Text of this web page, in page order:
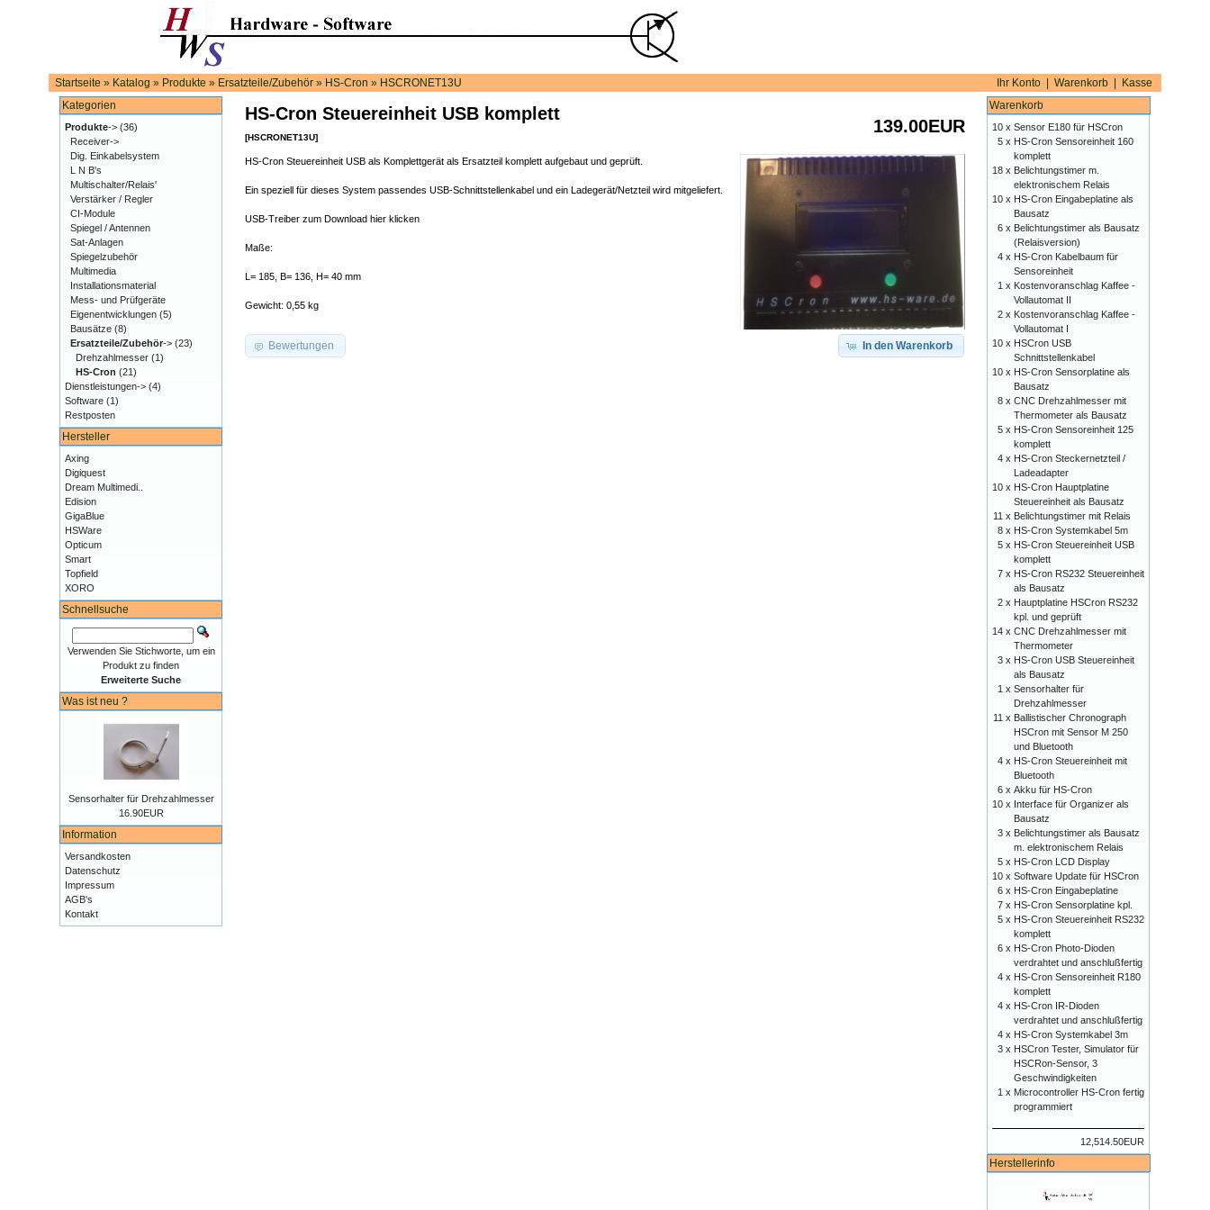
Startseite » Katalog » Produkte » Ersatzteile/Zubehör» HS-Cron » HSCRONET13U Ihr Konto| Warenkorb| Kasse
139.00EUR
HS-Cron Steuereinheit USB komplett
[HSCRONET13U]
HS-Cron Steuereinheit USB als Komplettgerät als Ersatzteil komplett aufgebaut und geprüft.
Ein speziell für dieses System passendes USB-Schnittstellenkabel und ein Ladegerät/Netzteil wird mitgeliefert.
USB-Treiber zum Download hier klicken
Maße:
L= 185, B= 136, H= 40 mm
Gewicht: 0,55 kg
In den Warenkorb
Bewertungen
Kategorien
Produkte-> (36)
Receiver->
Dig. Einkabelsystem
L N B's
Multischalter/Relais'
Verstärker / Regler
CI-Module
Spiegel / Antennen
Sat-Anlagen
Spiegelzubehör
Multimedia
Installationsmaterial
Mess- und Prüfgeräte
Eigenentwicklungen (5)
Bausätze (8)
Ersatzteile/Zubehör-> (23)
Drehzahlmesser (1)
HS-Cron (21)
Dienstleistungen-> (4)
Software (1)
Restposten
Hersteller
Axing
Digiquest
Dream Multimedi..
Edision
GigaBlue
HSWare
Opticum
Smart
Topfield
XORO
Schnellsuche
Verwenden Sie Stichworte, um ein
Produkt zu finden
Erweiterte Suche
Was ist neu ?
Sensorhalter für Drehzahlmesser
16.90EUR
Information
Versandkosten
Datenschutz
Impressum
AGB's
Kontakt
Warenkorb
10 xSensor E180 für HSCron
5 x HS-Cron Sensoreinheit 160
komplett
18 x Belichtungstimer m.
elektronischem Relais
10 x HS-Cron Eingabeplatine als
Bausatz
6 x Belichtungstimer als Bausatz
(Relaisversion)
4 x HS-Cron Kabelbaum für
Sensoreinheit
1 x Kostenvoranschlag Kaffee -
Vollautomat II
2 x Kostenvoranschlag Kaffee -
Vollautomat I
10 x HSCron USB
Schnittstellenkabel
10 x HS-Cron Sensorplatine als
Bausatz
8 xCNC Drehzahlmesser mit
Thermometer als Bausatz
5 x HS-Cron Sensoreinheit 125
komplett
4 x HS-Cron Steckernetzteil /
Ladeadapter
10 x HS-Cron Hauptplatine
Steuereinheit als Bausatz
11 x Belichtungstimer mit Relais
8 x HS-Cron Systemkabel 5m
5 x HS-Cron Steuereinheit USB
komplett
7 x HS-Cron RS232 Steuereinheit
als Bausatz
2 x Hauptplatine HSCron RS232
kpl. und geprüft
14 xCNC Drehzahlmesser mit
Thermometer
3 x HS-Cron USB Steuereinheit
als Bausatz
1 xSensorhalter für
Drehzahlmesser
11 x Ballistischer Chronograph
HSCron mit Sensor M 250
und Bluetooth
4 x HS-Cron Steuereinheit mit
Bluetooth
6 xAkku für HS-Cron
10 x Interface für Organizer als
Bausatz
3 x Belichtungstimer als Bausatz
m. elektronischem Relais
5 x HS-Cron LCD Display
10 xSoftware Update für HSCron
6 x HS-Cron Eingabeplatine
7 x HS-Cron Sensorplatine kpl.
5 x HS-Cron Steuereinheit RS232
komplett
6 x HS-Cron Photo-Dioden
verdrahtet und anschlußfertig
4 x HS-Cron Sensoreinheit R180
komplett
4 x HS-Cron IR-Dioden
verdrahtet und anschlußfertig
4 x HS-Cron Systemkabel 3m
3 x HSCron Tester, Simulator für
HSCRon-Sensor, 3
Geschwindigkeiten
1 x Microcontroller HS-Cron fertig
programmiert
12,514.50EUR
Herstellerinfo